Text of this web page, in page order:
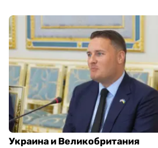
Украина и Великобритания